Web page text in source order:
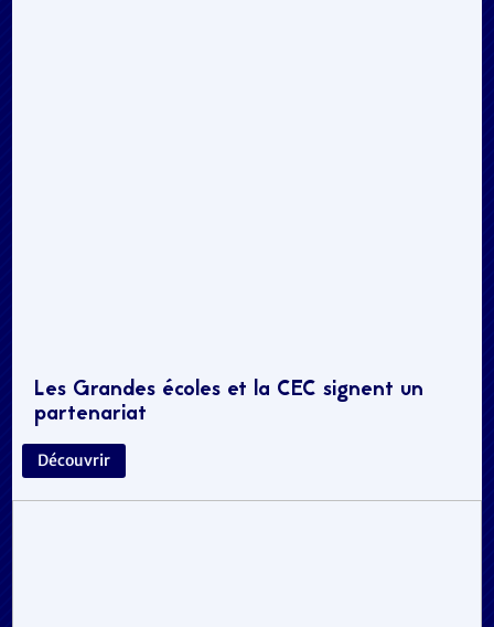
Les Grandes écoles et la CEC signent un
partenariat
Découvrir